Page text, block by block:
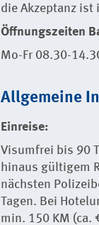
die Akzeptanz ist
Öffnungszeiten
Mo-Fr 08.30-
Allgemeine
Einreise:
Visumfrei bis 90
hinaus gültigem
nächsten
Tagen. Bei
min. 150 KM (ca.